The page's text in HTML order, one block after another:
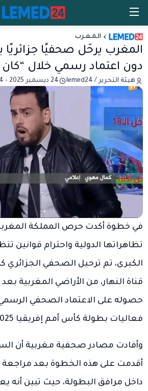
الـمـغـرب
المغرب يرحّل صحفيًا جزائريًا
دون اعتماد رسمي خلال “كان 2025”
هيئة التحرير / lemed24 24 ديسمبر 2025 - 14:24
في خطوة أكدت حرص المملكة
تظاهراتها الدولية واحترام قوانين
الكبرى، تم ترحيل الصحفي
قناة النهار، من الأراضي المغربية
حصوله على الاعتماد الصحفي
فعاليات بطولة كأس أمم إفريقيا 2025.
وأفادت مصادر صحفية مغربية أن
أقدمت على هذه الخطوة بعد
داخل مرافق البطولة، حيث تبين أنه